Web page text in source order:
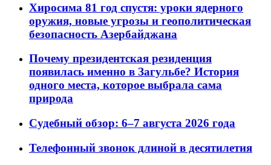
Хиросима 81 год спустя: уроки ядерного
оружия, новые угрозы и геополитическая
безопасность Азербайджана
Почему президентская резиденция
появилась именно в Загульбе? История
одного места, которое выбрала сама
природа
Судебный обзор: 6–7 августа 2026 года
Телефонный звонок длиной в десятилетия